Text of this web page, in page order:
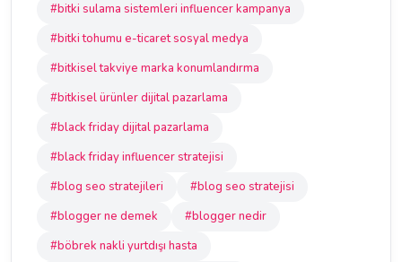
#bitki sulama sistemleri influencer kampanya
#bitki tohumu e-ticaret sosyal medya
#bitkisel takviye marka konumlandırma
#bitkisel ürünler dijital pazarlama
#black friday dijital pazarlama
#black friday influencer stratejisi
#blog seo stratejileri
#blog seo stratejisi
#blogger ne demek
#blogger nedir
#böbrek nakli yurtdışı hasta